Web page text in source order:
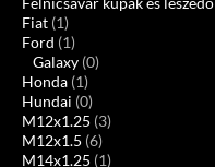
Fiat (1)
Ford (1)
Galaxy (0)
Honda (1)
Hundai (0)
M12x1.25 (3)
M12x1.5 (6)
M14x1.25 (1)